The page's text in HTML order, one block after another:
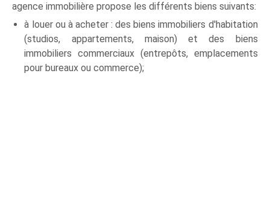
agence immobilière propose les différents biens suivants:
à louer ou à acheter : des biens immobiliers d'habitation
(studios, appartements, maison) et des biens
immobiliers commerciaux (entrepôts, emplacements
pour bureaux ou commerce);